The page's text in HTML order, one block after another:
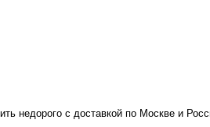
недорого с доставкой по Москве и